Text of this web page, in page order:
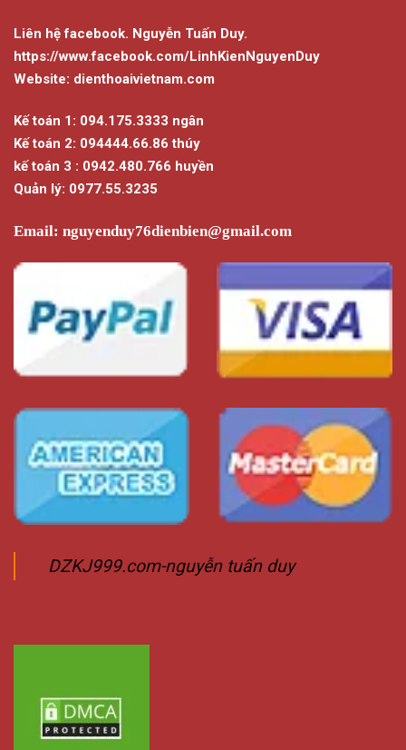
Liên hệ facebook. Nguyễn Tuấn Duy.
https://www.facebook.com/LinhKienNguyenDuy
Website: dienthoaivietnam.com
Kế toán 1: 094.175.3333 ngân
Kế toán 2: 094444.66.86 thúy
kế toán 3 : 0942.480.766 huyền
Quản lý: 0977.55.3235
Email: nguyenduy76dienbien@gmail.com
DZKJ999.com-nguyễn tuấn duy